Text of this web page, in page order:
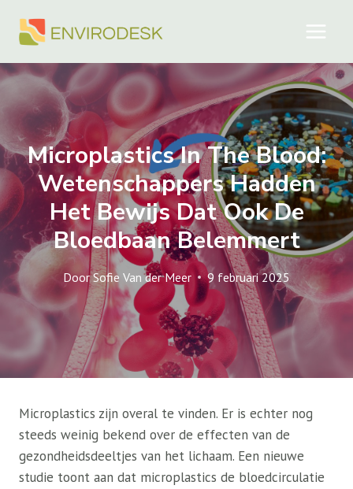
naar
Microplastics In The Blood:
Wetenschappers Hadden
Het Bewijs Dat Ook De
Bloedbaan Belemmert
DoorSofie Van der Meer 9 februari 2025
Microplastics zijn overal te vinden. Er is echter nog
steeds weinig bekend over de effecten van de
gezondheidsdeeltjes van het lichaam. Een nieuwe
studie toont aan dat microplastics de bloedcirculatie